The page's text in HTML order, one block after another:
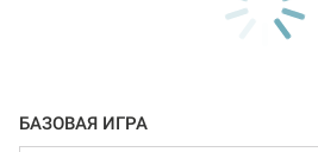
БАЗОВАЯ ИГРА